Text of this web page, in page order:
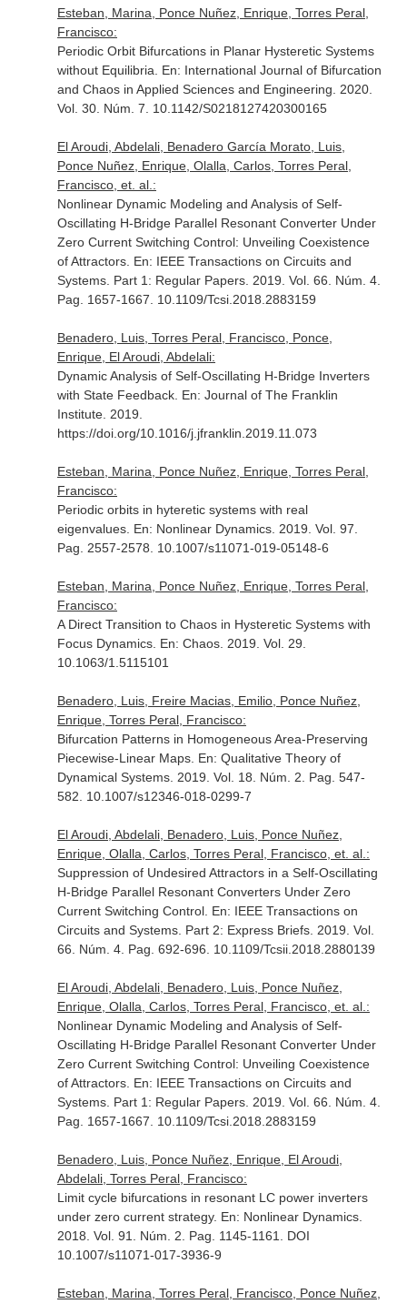
Esteban, Marina, Ponce Nuñez, Enrique, Torres Peral,
Francisco:
Periodic Orbit Bifurcations in Planar Hysteretic Systems
without Equilibria. En: International Journal of Bifurcation
and Chaos in Applied Sciences and Engineering . 2020.
Vol. 30. Núm. 7. 10.1142/S0218127420300165
El Aroudi, Abdelali, Benadero García Morato, Luis,
Ponce Nuñez, Enrique, Olalla, Carlos, Torres Peral,
Francisco, et. al.:
Nonlinear Dynamic Modeling and Analysis of Self-
Oscillating H-Bridge Parallel Resonant Converter Under
Zero Current Switching Control: Unveiling Coexistence
of Attractors. En: IEEE Transactions on Circuits and
Systems. Part 1: Regular Papers. 2019. Vol. 66. Núm. 4.
Pag. 1657-1667. 10.1109/Tcsi.2018.2883159
Benadero, Luis, Torres Peral, Francisco, Ponce,
Enrique, El Aroudi, Abdelali:
Dynamic Analysis of Self-Oscillating H-Bridge Inverters
with State Feedback. En: Journal of The Franklin
Institute. 2019.
https://doi.org/10.1016/j.jfranklin.2019.11.073
Esteban, Marina, Ponce Nuñez, Enrique, Torres Peral,
Francisco:
Periodic orbits in hyteretic systems with real
eigenvalues. En: Nonlinear Dynamics. 2019. Vol. 97.
Pag. 2557-2578. 10.1007/s11071-019-05148-6
Esteban, Marina, Ponce Nuñez, Enrique, Torres Peral,
Francisco:
A Direct Transition to Chaos in Hysteretic Systems with
Focus Dynamics. En: Chaos. 2019. Vol. 29.
10.1063/1.5115101
Benadero, Luis, Freire Macias, Emilio, Ponce Nuñez,
Enrique, Torres Peral, Francisco:
Bifurcation Patterns in Homogeneous Area-Preserving
Piecewise-Linear Maps. En: Qualitative Theory of
Dynamical Systems. 2019. Vol. 18. Núm. 2. Pag. 547-
582. 10.1007/s12346-018-0299-7
El Aroudi, Abdelali, Benadero, Luis, Ponce Nuñez,
Enrique, Olalla, Carlos, Torres Peral, Francisco, et. al.:
Suppression of Undesired Attractors in a Self-Oscillating
H-Bridge Parallel Resonant Converters Under Zero
Current Switching Control. En: IEEE Transactions on
Circuits and Systems. Part 2: Express Briefs. 2019. Vol.
66. Núm. 4. Pag. 692-696. 10.1109/Tcsii.2018.2880139
El Aroudi, Abdelali, Benadero, Luis, Ponce Nuñez,
Enrique, Olalla, Carlos, Torres Peral, Francisco, et. al.:
Nonlinear Dynamic Modeling and Analysis of Self-
Oscillating H-Bridge Parallel Resonant Converter Under
Zero Current Switching Control: Unveiling Coexistence
of Attractors. En: IEEE Transactions on Circuits and
Systems. Part 1: Regular Papers. 2019. Vol. 66. Núm. 4.
Pag. 1657-1667. 10.1109/Tcsi.2018.2883159
Benadero, Luis, Ponce Nuñez, Enrique, El Aroudi,
Abdelali, Torres Peral, Francisco:
Limit cycle bifurcations in resonant LC power inverters
under zero current strategy. En: Nonlinear Dynamics.
2018. Vol. 91. Núm. 2. Pag. 1145-1161. DOI
10.1007/s11071-017-3936-9
Esteban, Marina, Torres Peral, Francisco, Ponce Nuñez,